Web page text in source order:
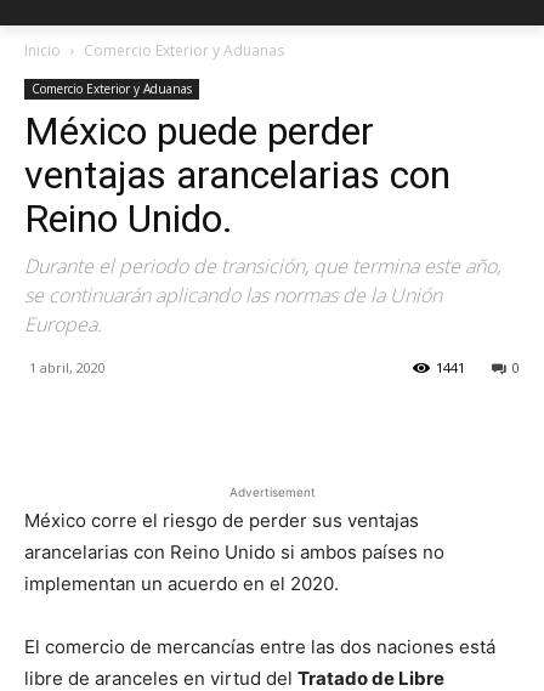
Inicio Comercio Exterior y Aduanas
Comercio Exterior y Aduanas
México puede perder
ventajas arancelarias con
Reino Unido.
Durante el periodo de transición, que termina este año,
se continuarán aplicando las normas de la Unión
Europea.
1 abril, 2020 0
1441
Advertisement
México corre el riesgo de perder sus ventajas
arancelarias con Reino Unido si ambos países no
implementan un acuerdo en el 2020.
El comercio de mercancías entre las dos naciones está
libre de aranceles en virtud del Tratado de Libre